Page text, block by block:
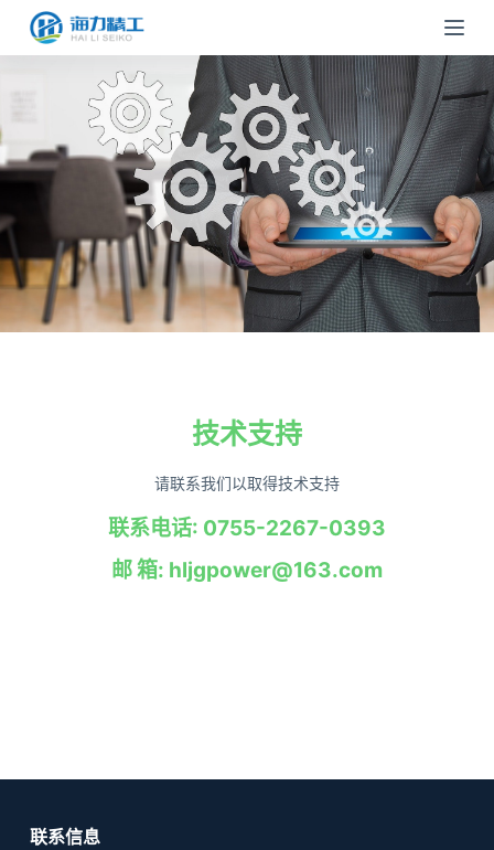
跳
技术支持
请联系我们以取得技术支持
联系电话: 0755-2267-0393
邮 箱: hljgpower@163.com
联系信息